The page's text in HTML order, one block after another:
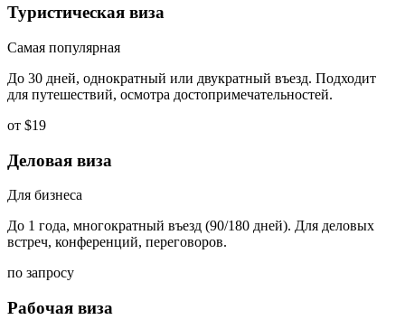
Туристическая виза
Самая популярная
До 30 дней, однократный или двукратный въезд. Подходит
для путешествий, осмотра достопримечательностей.
от $19
Деловая виза
Для бизнеса
До 1 года, многократный въезд (90/180 дней). Для деловых
встреч, конференций, переговоров.
по запросу
Рабочая виза